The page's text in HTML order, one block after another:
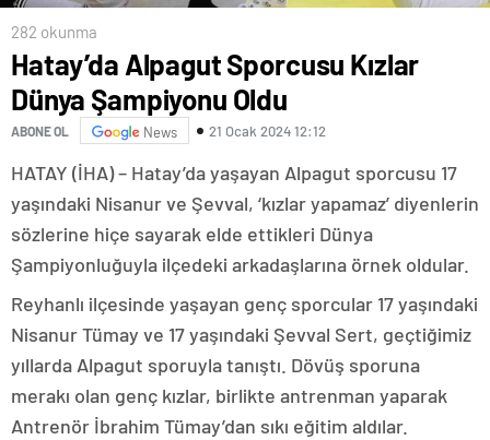
282 okunma
Hatay’da Alpagut Sporcusu Kızlar
Dünya Şampiyonu Oldu
ABONE OL News 21 Ocak 2024 12:12
HATAY (İHA) – Hatay’da yaşayan Alpagut sporcusu 17
yaşındaki Nisanur ve Şevval, ‘kızlar yapamaz’ diyenlerin
sözlerine hiçe sayarak elde ettikleri Dünya
Şampiyonluğuyla ilçedeki arkadaşlarına örnek oldular.
Reyhanlı ilçesinde yaşayan genç sporcular 17 yaşındaki
Nisanur Tümay ve 17 yaşındaki Şevval Sert, geçtiğimiz
yıllarda Alpagut sporuyla tanıştı. Dövüş sporuna
merakı olan genç kızlar, birlikte antrenman yaparak
Antrenör İbrahim Tümay’dan sıkı eğitim aldılar.